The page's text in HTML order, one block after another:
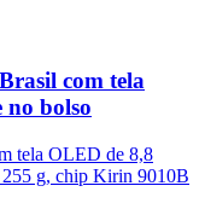
com tela
no bolso
tela OLED de 8,8
255 g, chip Kirin 9010B